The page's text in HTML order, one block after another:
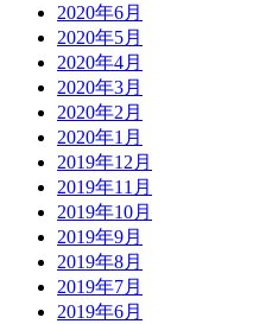
2020年6月
2020年5月
2020年4月
2020年3月
2020年2月
2020年1月
2019年12月
2019年11月
2019年10月
2019年9月
2019年8月
2019年7月
2019年6月